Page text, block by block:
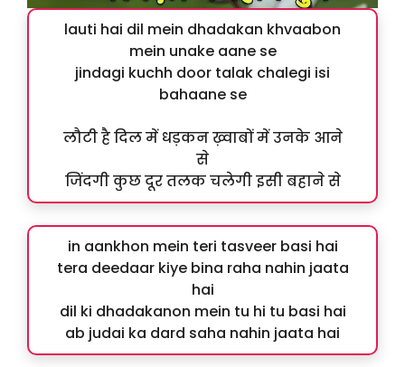
lauti hai dil mein dhadakan khvaabon
mein unake aane se
jindagi kuchh door talak chalegi isi
bahaane se
लौटी है दिल में धड़कन ख़्वाबों में उनके आने
से
जिंदगी कुछ दूर तलक चलेगी इसी बहाने से
in aankhon mein teri tasveer basi hai
tera deedaar kiye bina raha nahin jaata
hai
dil ki dhadakanon mein tu hi tu basi hai
ab judai ka dard saha nahin jaata hai